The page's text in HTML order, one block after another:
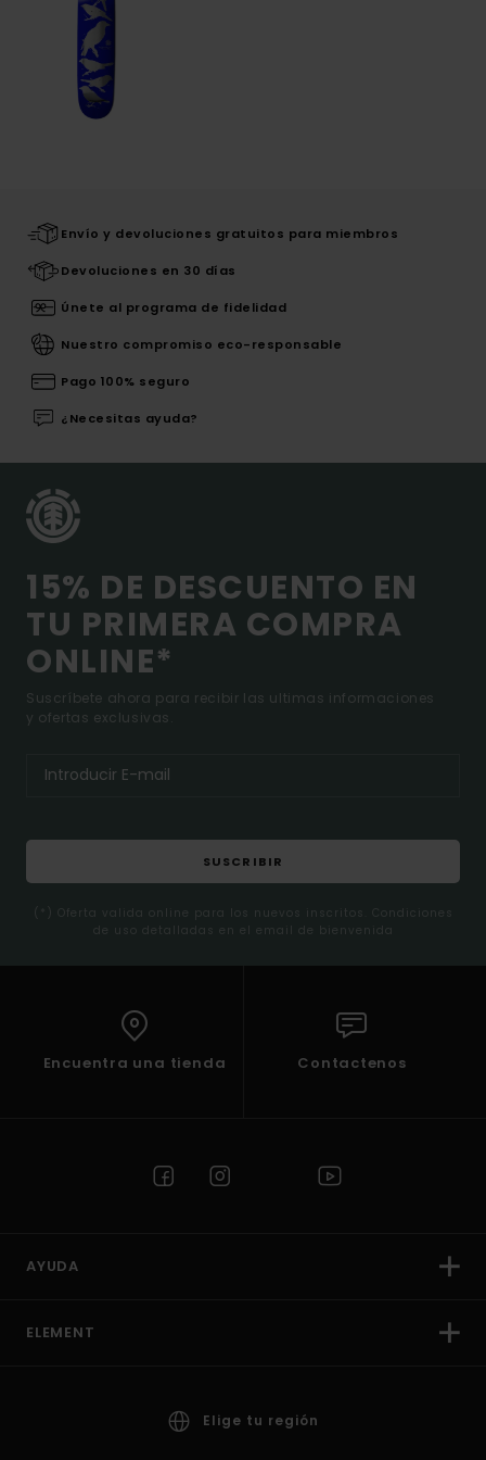
Envío y devoluciones gratuitos para miembros
Devoluciones en 30 días
Únete al programa de fidelidad
Nuestro compromiso eco-responsable
Pago 100% seguro
¿Necesitas ayuda?
15% DE DESCUENTO EN
TU PRIMERA COMPRA
ONLINE*
Suscríbete ahora para recibir las ultimas informaciones
y ofertas exclusivas.
SUSCRIBIR
(*) Oferta valida online para los nuevos inscritos. Condiciones
de uso detalladas en el email de bienvenida
Encuentra una tienda Contactenos
AYUDA
ELEMENT
Elige tu región